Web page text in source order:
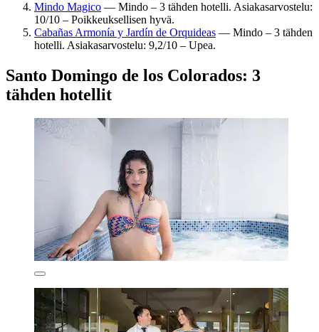
Mindo Magico — Mindo – 3 tähden hotelli. Asiakasarvostelu:
10/10 – Poikkeuksellisen hyvä.
Cabañas Armonía y Jardín de Orquideas — Mindo – 3 tähden
hotelli. Asiakasarvostelu: 9,2/10 – Upea.
Santo Domingo de los Colorados: 3
tähden hotellit